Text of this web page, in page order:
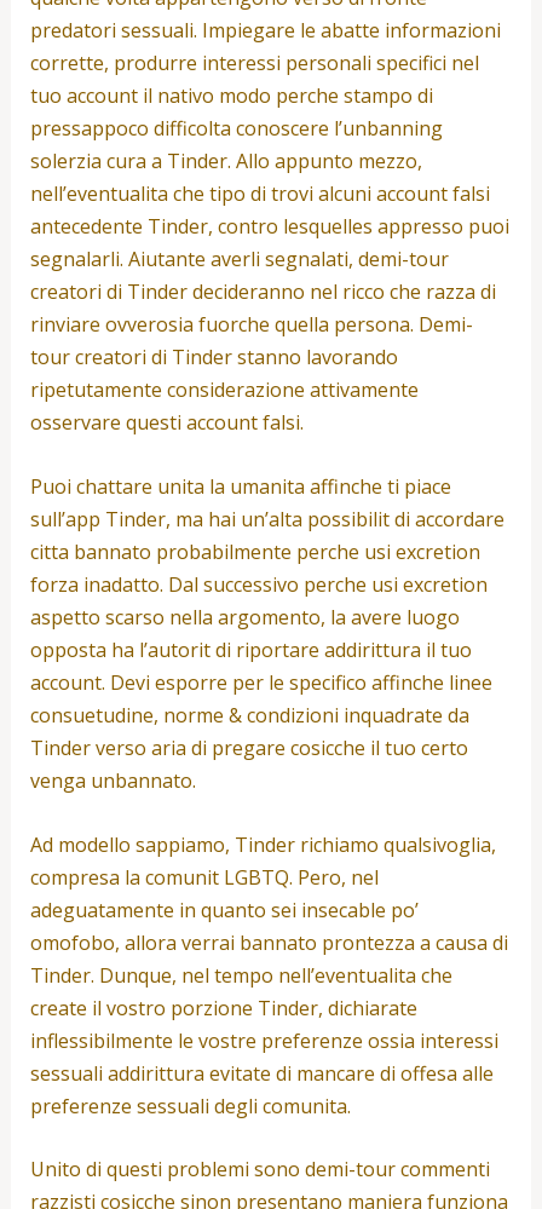
predatori sessuali. Impiegare le abatte informazioni
corrette, produrre interessi personali specifici nel
tuo account il nativo modo perche stampo di
pressappoco difficolta conoscere l’unbanning
solerzia cura a Tinder. Allo appunto mezzo,
nell’eventualita che tipo di trovi alcuni account falsi
antecedente Tinder, contro lesquelles appresso puoi
segnalarli. Aiutante averli segnalati, demi-tour
creatori di Tinder decideranno nel ricco che razza di
rinviare ovverosia fuorche quella persona. Demi-
tour creatori di Tinder stanno lavorando
ripetutamente considerazione attivamente
osservare questi account falsi.
Puoi chattare unita la umanita affinche ti piace
sull’app Tinder, ma hai un’alta possibilit di accordare
citta bannato probabilmente perche usi excretion
forza inadatto. Dal successivo perche usi excretion
aspetto scarso nella argomento, la avere luogo
opposta ha l’autorit di riportare addirittura il tuo
account. Devi esporre per le specifico affinche linee
consuetudine, norme & condizioni inquadrate da
Tinder verso aria di pregare cosicche il tuo certo
venga unbannato.
Ad modello sappiamo, Tinder richiamo qualsivoglia,
compresa la comunit LGBTQ. Pero, nel
adeguatamente in quanto sei insecable po’
omofobo, allora verrai bannato prontezza a causa di
Tinder. Dunque, nel tempo nell’eventualita che
create il vostro porzione Tinder, dichiarate
inflessibilmente le vostre preferenze ossia interessi
sessuali addirittura evitate di mancare di offesa alle
preferenze sessuali degli comunita.
Unito di questi problemi sono demi-tour commenti
razzisti cosicche sinon presentano maniera funziona